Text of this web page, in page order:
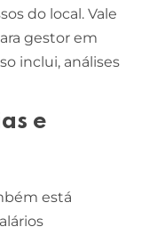
do local. Vale
gestor em
inclui, análises
e
está